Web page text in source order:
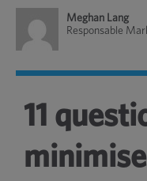
Meghan Lang
Responsable
11